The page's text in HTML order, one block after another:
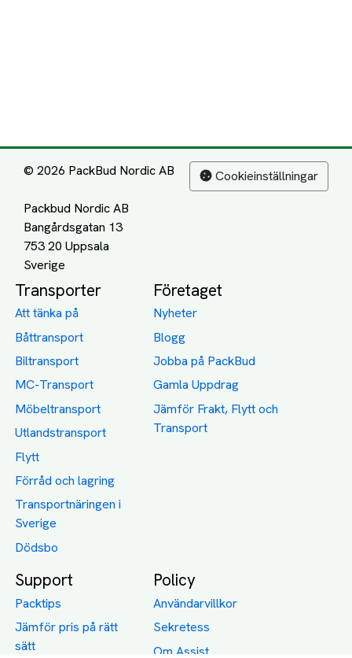
© 2026 PackBud Nordic AB
Packbud Nordic AB
Bangårdsgatan 13
753 20 Uppsala
Cookieinställningar
Transporter
Att tänka på
Båttransport
Biltransport
MC-Transport
Möbeltransport
Utlandstransport
Flytt
Förråd och lagring
Transportnäringen i
Sverige
Dödsbo
Företaget
Nyheter
Blogg
Jobba på PackBud
Gamla Uppdrag
Jämför Frakt, Flytt och
Transport
Support
Packtips
Jämför pris på rätt
sätt
Policy
Användarvillkor
Sekretess
Om Assist